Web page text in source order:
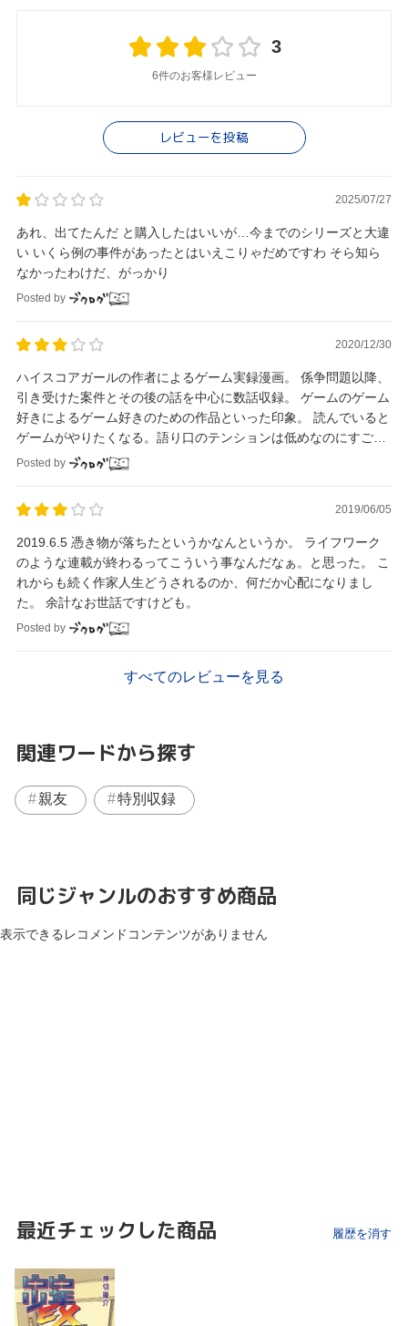
3
6件のお客様レビュー
レビューを投稿
2025/07/27
あれ、出てたんだ と購入したはいいが…今までのシリーズと大違
い いくら例の事件があったとはいえこりゃだめですわ そら知ら
なかったわけだ、がっかり
Posted by
2020/12/30
ハイスコアガールの作者によるゲーム実録漫画。 係争問題以降、
引き受けた案件とその後の話を中心に数話収録。 ゲームのゲーム
好きによるゲーム好きのための作品といった印象。 読んでいると
ゲームがやりたくなる。語り口のテンションは低めなのにすごい
熱量を感じる作品でした。
Posted by
2019/06/05
2019.6.5 憑き物が落ちたというかなんというか。 ライフワーク
のような連載が終わるってこういう事なんだなぁ。と思った。 こ
れからも続く作家人生どうされるのか、何だか心配になりまし
た。 余計なお世話ですけども。
Posted by
すべてのレビューを見る
関連ワードから探す
親友 特別収録
同じジャンルのおすすめ商品
表示できるレコメンドコンテンツがありません
最近チェックした商品 履歴を消す